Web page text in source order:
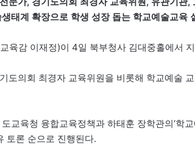
태계 확장으로 학생 성장 돕는 학교예술교육
육감 이재정)이 4일 북부청사 김대중홀에서
도의회 최경자 교육위원을 비롯해 학교예술
교육청 융합교육정책과 하태훈 장학관의‘학
토론 순으로 진행된다.